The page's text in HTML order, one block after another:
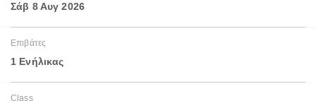
Σάβ 8 Αυγ 2026
Επιβάτες
1 Ενήλικας
Class